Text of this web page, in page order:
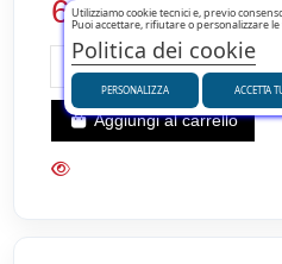
64,80 €
Aggiungi al carrello
Utilizziamo cookie tecnici e, previo
Puoi accettare, rifiutare o personalizzare le
Politica dei cookie
PERSONALIZZA ACCETTA